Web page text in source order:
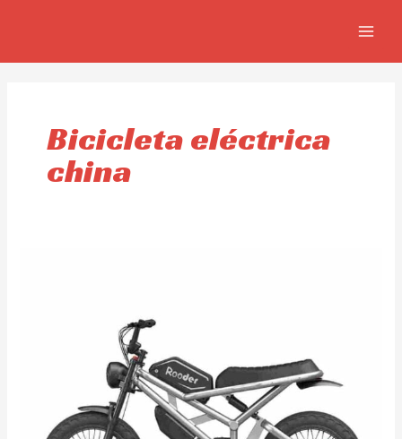
Bicicleta eléctrica
china